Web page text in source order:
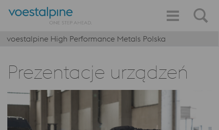
voestalpine High Performance Metals Polska
Prezentacje urządzeń